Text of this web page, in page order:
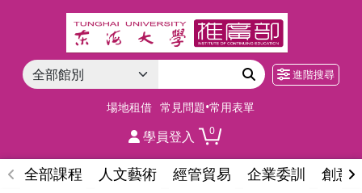
進階搜尋
場地租借 常見問題•常用表單
學員登入 0
全部課程 人文藝術 經管貿易 企業委訓 創意